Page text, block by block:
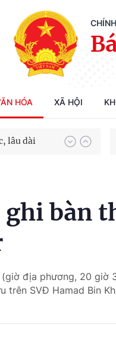
HÓA XÃ HỘI
Chiến dịch 500 ngày đêm tìm kiếm, quy tập và xác định danh tính hài cốt liệt sĩ
Bảo vệ nền tảng tư tưởng của Đảng trong kỷ nguyên phát triển mới
lâu dài
ghi bàn
(giờ địa phương, 20
trên SVĐ Hamad Bin